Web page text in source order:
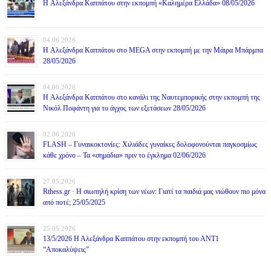
H Αλεξάνδρα Καππάτου στην εκπομπή «Καλημέρα Ελλάδα» 08/05/2026
04.06.2026
H Αλεξάνδρα Καππάτου στο MEGA στην εκπομπή με την Μάιρα Mπάρμπα
28/05/2026
04.06.2026
H Αλεξάνδρα Καππάτου στο κανάλι της Ναυτεμπορικής στην εκπομπή της
Νικόλ Ποφάντη για το άγχος των εξετάσεων 28/05/2026
02.06.2026
FLASH – Γυναικοκτονίες: Χιλιάδες γυναίκες δολοφονούνται παγκοσμίως
κάθε χρόνο – Τα «σημάδια» πριν το έγκλημα 02/06/2026
27.05.2026
Rthess.gr · Η σιωπηλή κρίση των νέων: Γιατί τα παιδιά μας νιώθουν πιο μόνα
από ποτέ; 25/05/2025
25.05.2026
13/5/2026 Η Αλεξάνδρα Καππάτου στην εκπομπή του ΑΝΤ1
“Αποκαλύψεις”